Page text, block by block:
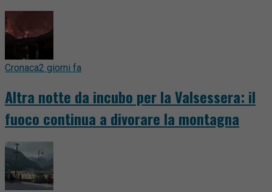
Cronaca2 giorni fa
Altra notte da incubo per la Valsessera: il
fuoco continua a divorare la montagna